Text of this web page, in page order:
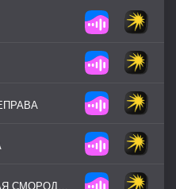
ЛЕНИНГРАД - КРАСНАЯ СМОРОДИНА